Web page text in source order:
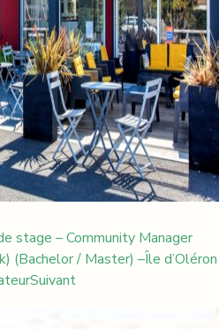
stage – Community Manager
(Bachelor / Master) –Île d’Oléron
Suivant